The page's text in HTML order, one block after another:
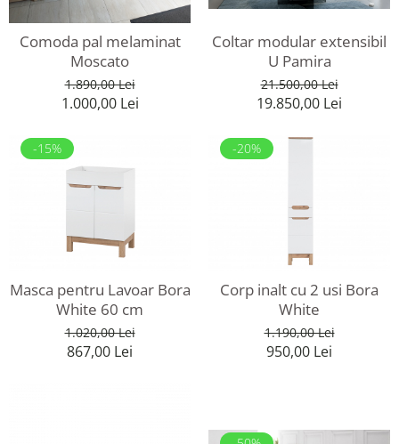
Comoda pal melaminat
Moscato
1.890,00 Lei
1.000,00 Lei
Coltar modular extensibil
U Pamira
21.500,00 Lei
19.850,00 Lei
-15%
Masca pentru Lavoar Bora
White 60 cm
1.020,00 Lei
867,00 Lei
-20%
Corp inalt cu 2 usi Bora
White
1.190,00 Lei
950,00 Lei